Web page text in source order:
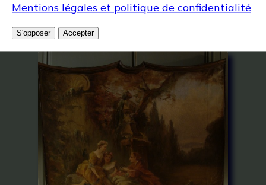
Articles similaires
Mentions légales et politique de confidentialité
S'opposer Accepter